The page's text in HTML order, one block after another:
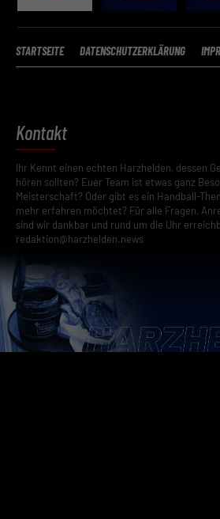
STARTSEITE DATENSCHUTZERKLÄRUNG
Kontakt
Ihr Kennt einen echten Harzhelden, dessen
hören sollten? Euer Team ist etwas ganz
Meisterschaft? Oder gibt es ein Handball-
mehr erfahren möchtet? Für alle Fragen,
sind wir dankbar und rund um die Uhr
redaktion@harzhelden.news